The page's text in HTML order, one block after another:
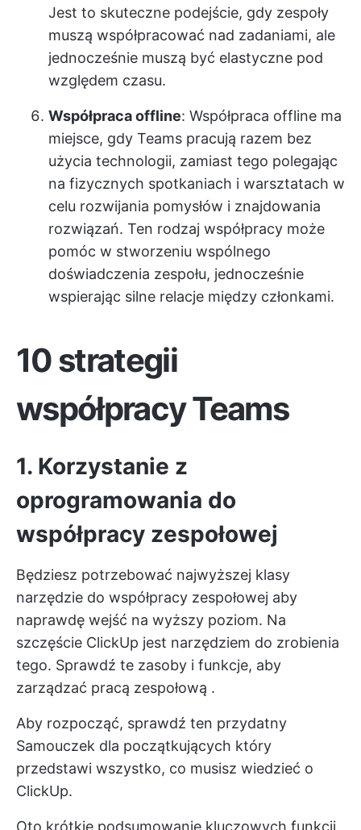
Jest to skuteczne podejście, gdy zespoły
muszą współpracować nad zadaniami, ale
jednocześnie muszą być elastyczne pod
względem czasu.
Współpraca offline: Współpraca offline ma
miejsce, gdy Teams pracują razem bez
użycia technologii, zamiast tego polegając
na fizycznych spotkaniach i warsztatach w
celu rozwijania pomysłów i znajdowania
rozwiązań. Ten rodzaj współpracy może
pomóc w stworzeniu wspólnego
doświadczenia zespołu, jednocześnie
wspierając silne relacje między członkami.
10 strategii
współpracy Teams
1. Korzystanie z
oprogramowania do
współpracy zespołowej
Będziesz potrzebować najwyższej klasy
narzędzie do współpracy zespołowej aby
naprawdę wejść na wyższy poziom. Na
szczęście ClickUp jest narzędziem do zrobienia
tego. Sprawdź te zasoby i funkcje, aby
zarządzać pracą zespołową .
Aby rozpocząć, sprawdź ten przydatny
Samouczek dla początkujących który
przedstawi wszystko, co musisz wiedzieć o
ClickUp.
Oto krótkie podsumowanie kluczowych funkcji